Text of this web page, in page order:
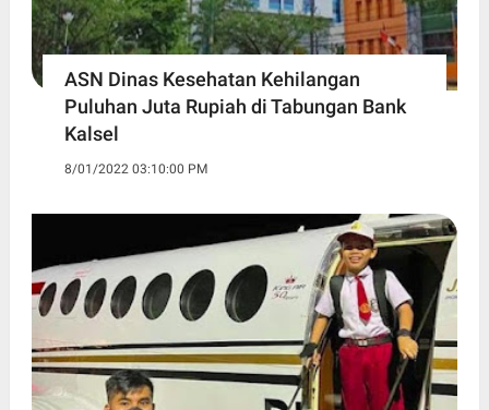
ASN Dinas Kesehatan Kehilangan
Puluhan Juta Rupiah di Tabungan Bank
Kalsel
8/01/2022 03:10:00 PM